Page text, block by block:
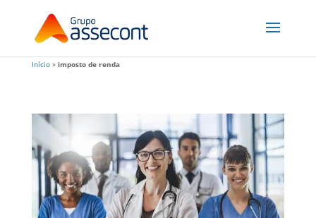
Início» imposto de renda